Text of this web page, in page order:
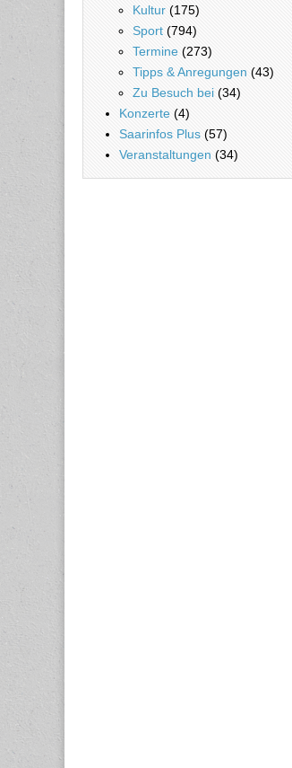
Kultur (175)
Sport (794)
Termine (273)
Tipps & Anregungen (43)
Zu Besuch bei (34)
Konzerte (4)
Saarinfos Plus (57)
Veranstaltungen (34)